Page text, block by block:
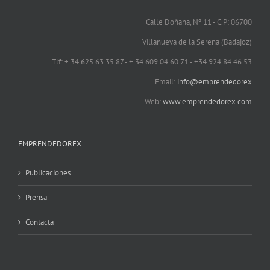
Calle Doñana, Nº 11 - C.P: 06700
Villanueva de la Serena (Badajoz)
Tlf: + 34 625 63 35 87 - + 34 609 04 60 71 - +34 924 84 46 53
Email: info@emprendedorex
Web:www.emprendedorex.com
EMPRENDEDOREX
Publicaciones
Prensa
Contacta